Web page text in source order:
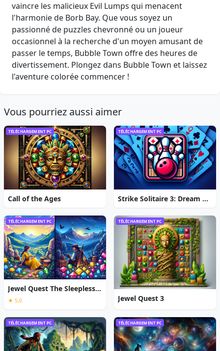
vaincre les malicieux Evil Lumps qui menacent
l'harmonie de Borb Bay. Que vous soyez un
passionné de puzzles chevronné ou un joueur
occasionnel à la recherche d'un moyen amusant de
passer le temps, Bubble Town offre des heures de
divertissement. Plongez dans Bubble Town et laissez
l'aventure colorée commencer !
Vous pourriez aussi aimer
TÉLÉCHARGEMENT PC
Call of the Ages
TÉLÉCHARGEMENT PC
Strike Solitaire 3: Dream Resort
TÉLÉCHARGEMENT PC
Jewel Quest The Sleepless Star
★ 5,0
TÉLÉCHARGEMENT PC
Jewel Quest 3
TÉLÉCHARGEMENT PC TÉLÉCHARGEMENT PC